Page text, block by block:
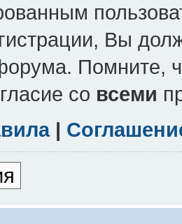
Вы
Помните,
со всеми
|